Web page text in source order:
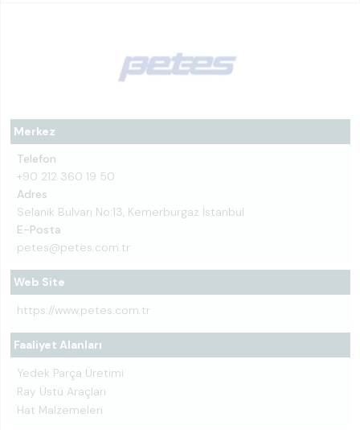
Merkez
Telefon
+90 212 360 19 50
Adres
Selanik Bulvarı No:13, Kemerburgaz İstanbul
E-Posta
petes@petes.com.tr
Web Site
https://www.petes.com.tr
Faaliyet Alanları
Yedek Parça Üretimi
Ray Üstü Araçları
Hat Malzemeleri